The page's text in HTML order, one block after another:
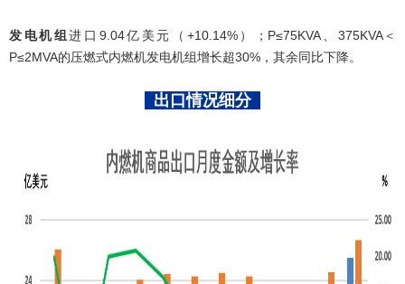
发电机组进口9.04亿美元
（+10.14%）；P≤75KVA、375KVA＜
P≤2MVA的压燃式内燃机发电机组增长超30%，其余同比下降。
出口情况细分